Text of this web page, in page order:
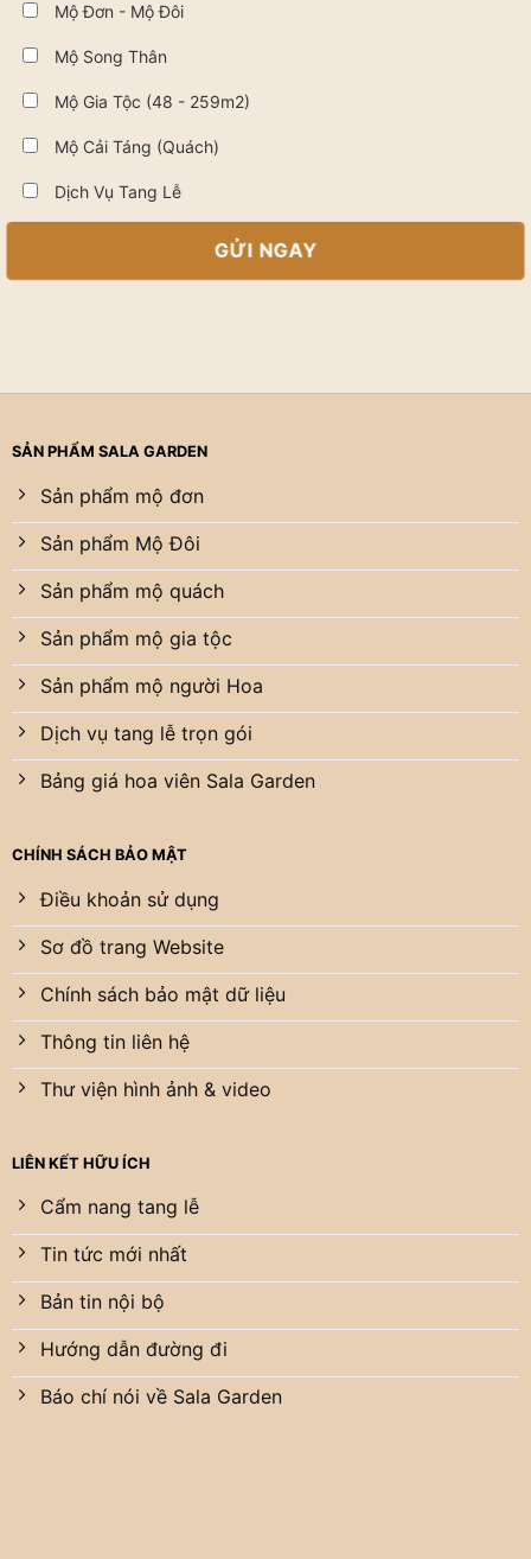
Mộ Đơn - Mộ Đôi
Mộ Song Thân
Mộ Gia Tộc (48 - 259m2)
Mộ Cải Táng (Quách)
Dịch Vụ Tang Lễ
SẢN PHẨM SALA GARDEN
Sản phẩm mộ đơn
Sản phẩm Mộ Đôi
Sản phẩm mộ quách
Sản phẩm mộ gia tộc
Sản phẩm mộ người Hoa
Dịch vụ tang lễ trọn gói
Bảng giá hoa viên Sala Garden
CHÍNH SÁCH BẢO MẬT
Điều khoản sử dụng
Sơ đồ trang Website
Chính sách bảo mật dữ liệu
Thông tin liên hệ
Thư viện hình ảnh & video
LIÊN KẾT HỮU ÍCH
Cẩm nang tang lễ
Tin tức mới nhất
Bản tin nội bộ
Hướng dẫn đường đi
Báo chí nói về Sala Garden